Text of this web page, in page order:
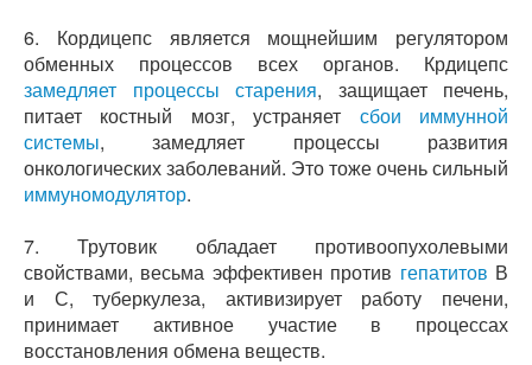
6. Кордицепс является мощнейшим регулятором
обменных процессов всех органов. Крдицепс
замедляет процессы старения, защищает печень,
питает костный мозг, устраняет сбои иммунной
системы, замедляет процессы развития
онкологических заболеваний. Это тоже очень сильный
иммуномодулятор.
7. Трутовик обладает противоопухолевыми
свойствами, весьма эффективен против гепатитов В
и С, туберкулеза, активизирует работу печени,
принимает активное участие в процессах
восстановления обмена веществ.